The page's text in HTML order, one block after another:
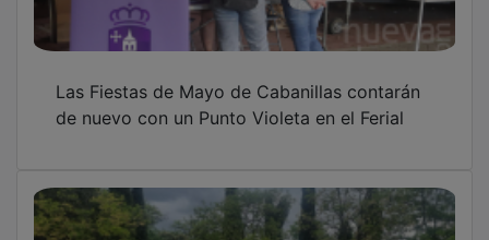
de nuevo con un Punto Violeta en el Ferial